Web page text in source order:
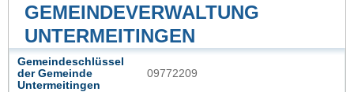
GEMEINDEVERWALTUNG
UNTERMEITINGEN
Gemeindeschlüssel
der Gemeinde
Untermeitingen
09772209